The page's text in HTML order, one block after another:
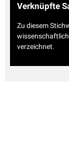
Verknüpfte
Zu diesem
verzeichnet.